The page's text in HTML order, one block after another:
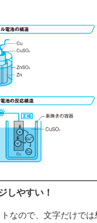
しやすい！
なので、文字だけでは